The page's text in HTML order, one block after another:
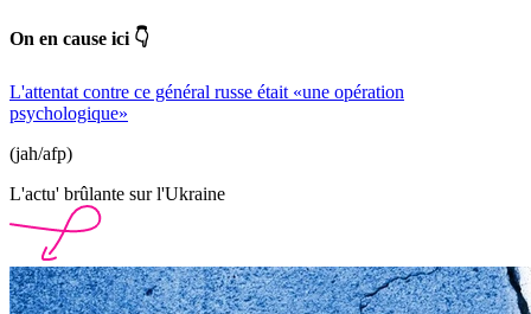
On en cause ici 👇
L'attentat contre ce général russe était «une opération
psychologique»
(jah/afp)
L'actu' brûlante sur l'Ukraine